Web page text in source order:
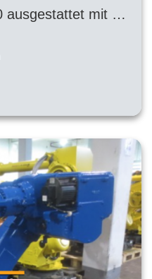
Motoman HP20 NX100 ausgestattet mit VMF 500 S 5XL Positionierer